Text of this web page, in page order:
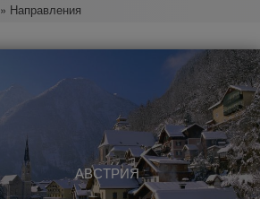
» Направления
АВСТРИЯ